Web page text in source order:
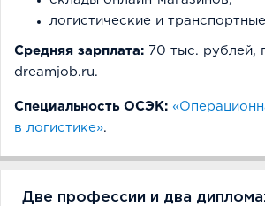
логистические и
Средняя зарплата: 70 тыс. рублей,
dreamjob.ru.
Специальность ОСЭК:
в логистике».
Две профессии и два